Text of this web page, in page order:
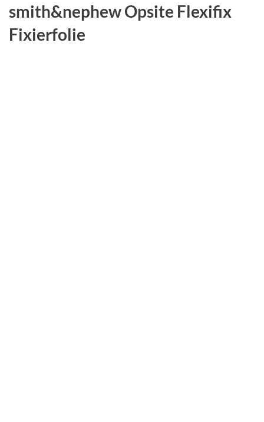
smith&nephew Opsite Flexifix
Fixierfolie